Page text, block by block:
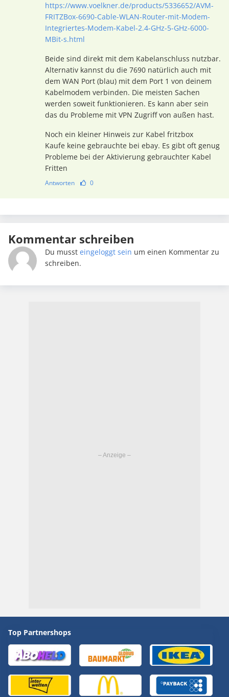
https://www.voelkner.de/products/5336652/AVM-
FRITZBox-6690-Cable-WLAN-Router-mit-Modem-
Integriertes-Modem-Kabel-2.4-GHz-5-GHz-6000-
MBit-s.html
Beide sind direkt mit dem Kabelanschluss nutzbar.
Alternativ kannst du die 7690 natürlich auch mit
dem WAN Port (blau) mit dem Port 1 von deinem
Kabelmodem verbinden. Die meisten Sachen
werden soweit funktionieren. Es kann aber sein
das du Probleme mit VPN Zugriff von außen hast.
Noch ein kleiner Hinweis zur Kabel fritzbox
Kaufe keine gebrauchte bei ebay. Es gibt oft genug
Probleme bei der Aktivierung gebrauchter Kabel
Fritten
Antworten 0
Kommentar schreiben
Du musst eingeloggt sein um einen Kommentar zu
schreiben.
Top Partnershops